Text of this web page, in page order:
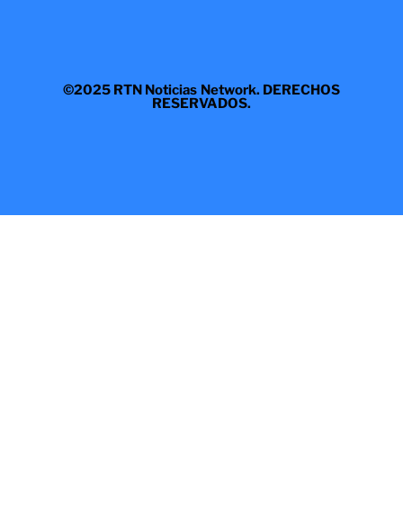
©2025 RTN Noticias Network. DERECHOS
RESERVADOS.